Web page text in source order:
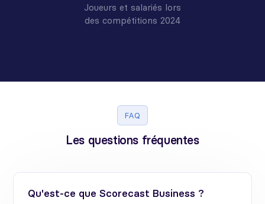
Joueurs et salariés lors
des compétitions 2024
FAQ
Les questions fréquentes
Qu'est-ce que Scorecast Business ?